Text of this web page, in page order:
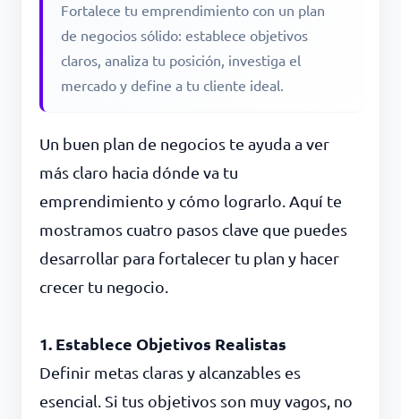
Fortalece tu emprendimiento con un plan
de negocios sólido: establece objetivos
claros, analiza tu posición, investiga el
mercado y define a tu cliente ideal.
Un buen plan de negocios te ayuda a ver
más claro hacia dónde va tu
emprendimiento y cómo lograrlo. Aquí te
mostramos cuatro pasos clave que puedes
desarrollar para fortalecer tu plan y hacer
crecer tu negocio.
1. Establece Objetivos Realistas
Definir metas claras y alcanzables es
esencial. Si tus objetivos son muy vagos, no